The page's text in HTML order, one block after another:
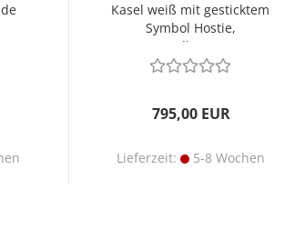
Kasel weiß mit gesticktem
Symbol Hostie,
Rundkragen
795,00 EUR
Lieferzeit: 5-8 Wochen